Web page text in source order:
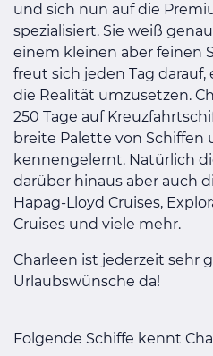
und sich nun auf die
spezialisiert. Sie weiß
einem kleinen aber feinen
freut sich jeden Tag
die Realität umzusetzen.
250 Tage auf
breite Palette von Schiffen
kennengelernt. Natürlich
darüber hinaus aber auch
Hapag-Lloyd Cruises,
Cruises und viele mehr.
Charleen ist jederzeit sehr
Urlaubswünsche da!
Folgende Schiffe kennt